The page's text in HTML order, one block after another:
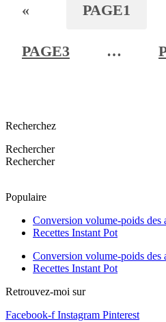
« PAGE1
PAGE3 …
Recherchez
Rechercher
Rechercher
Populaire
Conversion volume-poids des
Recettes Instant Pot
Conversion volume-poids des
Recettes Instant Pot
Retrouvez-moi sur
Facebook-f Instagram Pinterest